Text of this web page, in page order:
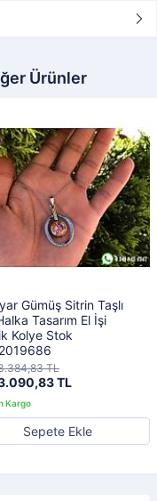
Ürünler
Gümüş Sitrin Taşlı
Tasarım El İşi
Kolye Stok
TL
TL
Sepete Ekle